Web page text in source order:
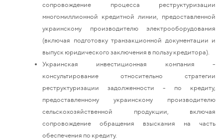
сопровождение процесса реструктуризации
многомиллионной кредитной линии, предоставленной
украинскому производителю электрооборудования
(включая подготовку транзакционной документации и
выпуск юридического заключения в пользу кредитора).
Украинская инвестиционная компания -
консультирование относительно стратегии
реструктуризации задолженности - по кредиту,
предоставленному украинскому производителю
сельскохозяйственной продукции, включая
сопровождение обращения взыскания на часть
обеспечения по кредиту.